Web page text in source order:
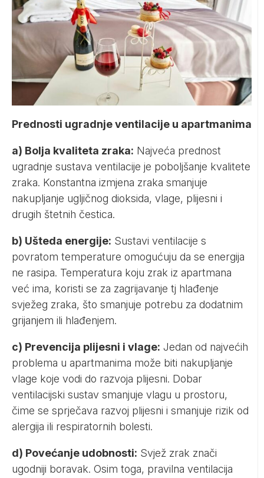
Prednosti ugradnje ventilacije u apartmanima
a) Bolja kvaliteta zraka: Najveća prednost
ugradnje sustava ventilacije je poboljšanje kvalitete
zraka. Konstantna izmjena zraka smanjuje
nakupljanje ugljičnog dioksida, vlage, plijesni i
drugih štetnih čestica.
b) Ušteda energije: Sustavi ventilacije s
povratom temperature omogućuju da se energija
ne rasipa. Temperatura koju zrak iz apartmana
već ima, koristi se za zagrijavanje tj hlađenje
svježeg zraka, što smanjuje potrebu za dodatnim
grijanjem ili hlađenjem.
c) Prevencija plijesni i vlage: Jedan od najvećih
problema u apartmanima može biti nakupljanje
vlage koje vodi do razvoja plijesni. Dobar
ventilacijski sustav smanjuje vlagu u prostoru,
čime se sprječava razvoj plijesni i smanjuje rizik od
alergija ili respiratornih bolesti.
d) Povećanje udobnosti: Svjež zrak znači
ugodniji boravak. Osim toga, pravilna ventilacija